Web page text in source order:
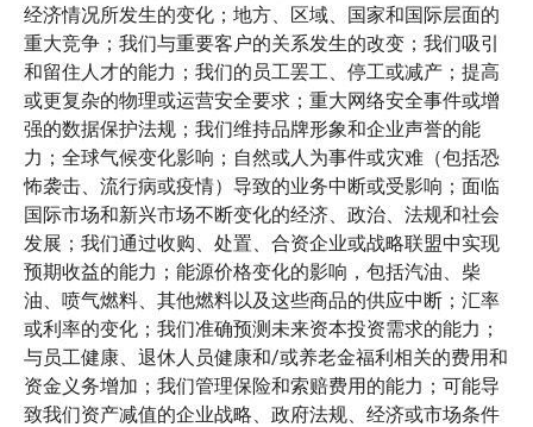
经济情况所发生的变化；地方、区域、国家和国际层面的
重大竞争；我们与重要客户的关系发生的改变；我们吸引
和留住人才的能力；我们的员工罢工、停工或减产；提高
或更复杂的物理或运营安全要求；重大网络安全事件或增
强的数据保护法规；我们维持品牌形象和企业声誉的能
力；全球气候变化影响；自然或人为事件或灾难（包括恐
怖袭击、流行病或疫情）导致的业务中断或受影响；面临
国际市场和新兴市场不断变化的经济、政治、法规和社会
发展；我们通过收购、处置、合资企业或战略联盟中实现
预期收益的能力；能源价格变化的影响，包括汽油、柴
油、喷气燃料、其他燃料以及这些商品的供应中断；汇率
或利率的变化；我们准确预测未来资本投资需求的能力；
与员工健康、退休人员健康和/或养老金福利相关的费用和
资金义务增加；我们管理保险和索赔费用的能力；可能导
致我们资产减值的企业战略、政府法规、经济或市场条件